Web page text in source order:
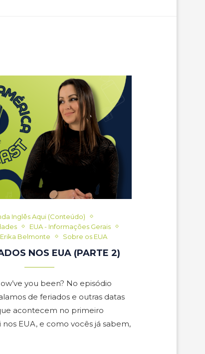
Inglês Aqui (Conteúdo)
EUA - Informações Gerais
Belmonte
Sobre os EUA
NOS EUA (PARTE 2)
you been? No episódio
de feriados e outras datas
acontecem no primeiro
EUA, e como vocês já sabem,